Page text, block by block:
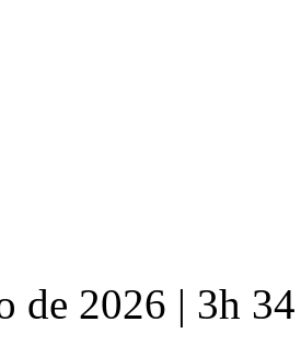
de 2026 | 3h